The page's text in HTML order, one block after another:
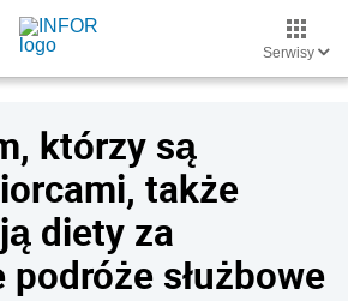
Serwisy
którzy są
także
diety za
służbowe